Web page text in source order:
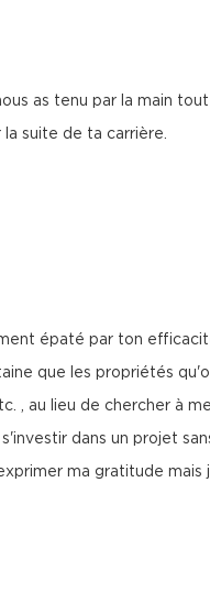
as tenu par la main
suite de ta carrière.
épaté par ton
que les propriétés
, au lieu de chercher à
dans un projet
ma gratitude mais